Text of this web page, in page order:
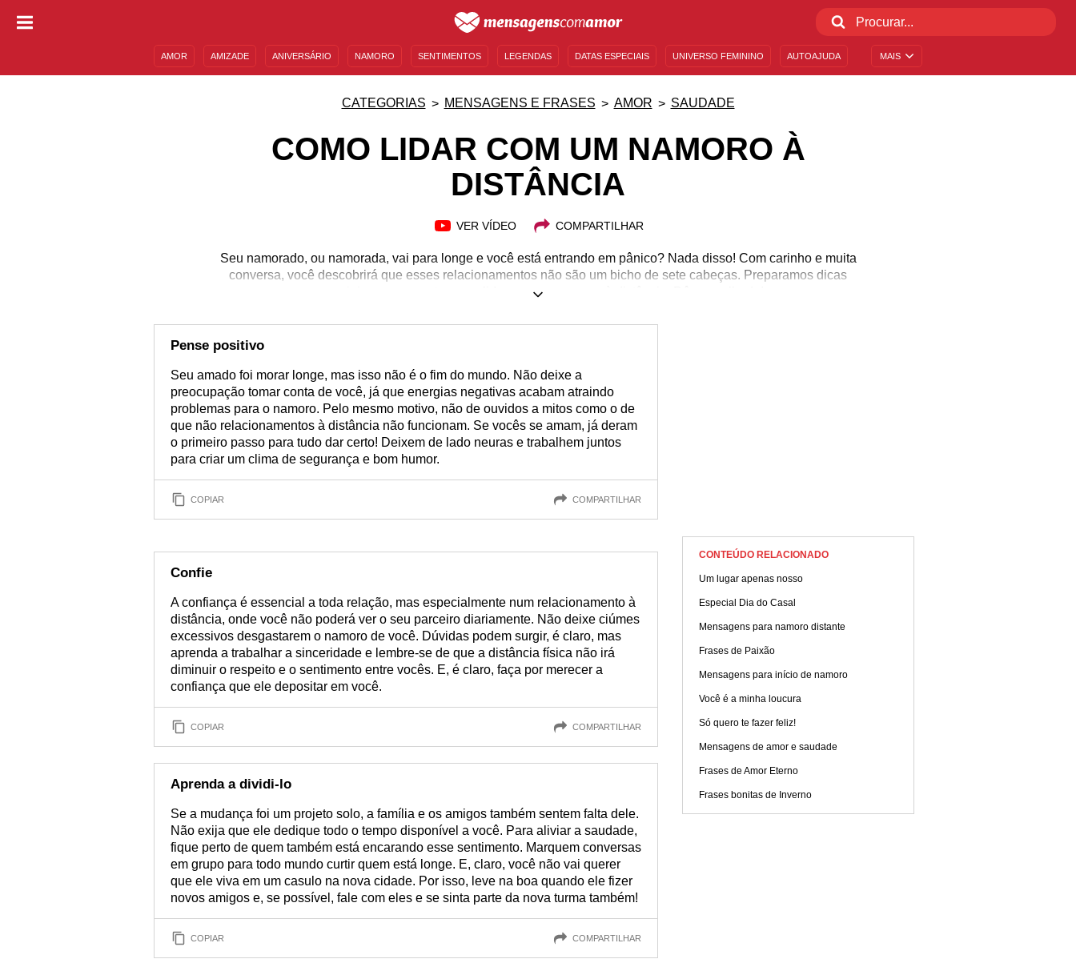
MAIS
AMOR AMIZADE ANIVERSÁRIO NAMORO SENTIMENTOS LEGENDAS DATAS ESPECIAIS UNIVERSO FEMININO AUTOAJUDA
CATEGORIAS MENSAGENS E FRASES AMOR SAUDADE
COMO LIDAR COM UM NAMORO À
DISTÂNCIA
VER VÍDEO COMPARTILHAR
Seu namorado, ou namorada, vai para longe e você está entrando em pânico? Nada disso! Com carinho e muita
conversa, você descobrirá que esses relacionamentos não são um bicho de sete cabeças. Preparamos dicas
especiais para quem tem que lidar com um namoro à distância. Dê uma olhada!
Pense positivo
Seu amado foi morar longe, mas isso não é o fim do mundo. Não deixe a
preocupação tomar conta de você, já que energias negativas acabam atraindo
problemas para o namoro. Pelo mesmo motivo, não de ouvidos a mitos como o de
que não relacionamentos à distância não funcionam. Se vocês se amam, já deram
o primeiro passo para tudo dar certo! Deixem de lado neuras e trabalhem juntos
para criar um clima de segurança e bom humor.
COPIAR COMPARTILHAR
Confie
A confiança é essencial a toda relação, mas especialmente num relacionamento à
distância, onde você não poderá ver o seu parceiro diariamente. Não deixe ciúmes
excessivos desgastarem o namoro de você. Dúvidas podem surgir, é claro, mas
aprenda a trabalhar a sinceridade e lembre-se de que a distância física não irá
diminuir o respeito e o sentimento entre vocês. E, é claro, faça por merecer a
confiança que ele depositar em você.
COPIAR COMPARTILHAR
Aprenda a dividi-lo
Se a mudança foi um projeto solo, a família e os amigos também sentem falta dele.
Não exija que ele dedique todo o tempo disponível a você. Para aliviar a saudade,
fique perto de quem também está encarando esse sentimento. Marquem conversas
em grupo para todo mundo curtir quem está longe. E, claro, você não vai querer
que ele viva em um casulo na nova cidade. Por isso, leve na boa quando ele fizer
novos amigos e, se possível, fale com eles e se sinta parte da nova turma também!
COPIAR COMPARTILHAR
CONTEÚDO RELACIONADO
Um lugar apenas nosso
Especial Dia do Casal
Mensagens para namoro distante
Frases de Paixão
Mensagens para início de namoro
Você é a minha loucura
Só quero te fazer feliz!
Mensagens de amor e saudade
Frases de Amor Eterno
Frases bonitas de Inverno